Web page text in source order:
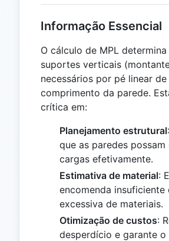
Informação Essencial
O cálculo de MPL
suportes verticais
necessários por pé linear de
comprimento da parede.
crítica em:
Planejamento estrutural
que as paredes
cargas efetivamente.
Estimativa de material:
encomenda insuficiente
excessiva de materiais.
Otimização de custos:
desperdício e garante o